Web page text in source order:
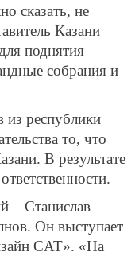
сказать, не
Казани
поднятия
собрания и
из республики
то, что
В результате
– Станислав
Он выступает
CAT». «На